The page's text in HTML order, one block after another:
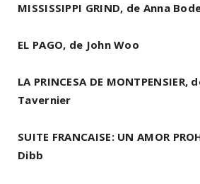
MISSISSIPPI GRIND, de Anna
EL PAGO, de John Woo
LA PRINCESA DE
Tavernier
SUITE FRANCAISE: UN AMOR
Dibb